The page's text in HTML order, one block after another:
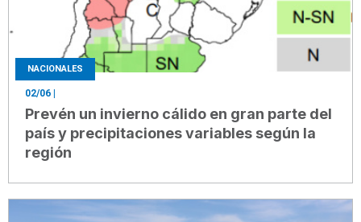
NACIONALES
02/06
Prevén un invierno cálido en gran parte del
país y precipitaciones variables según la
región